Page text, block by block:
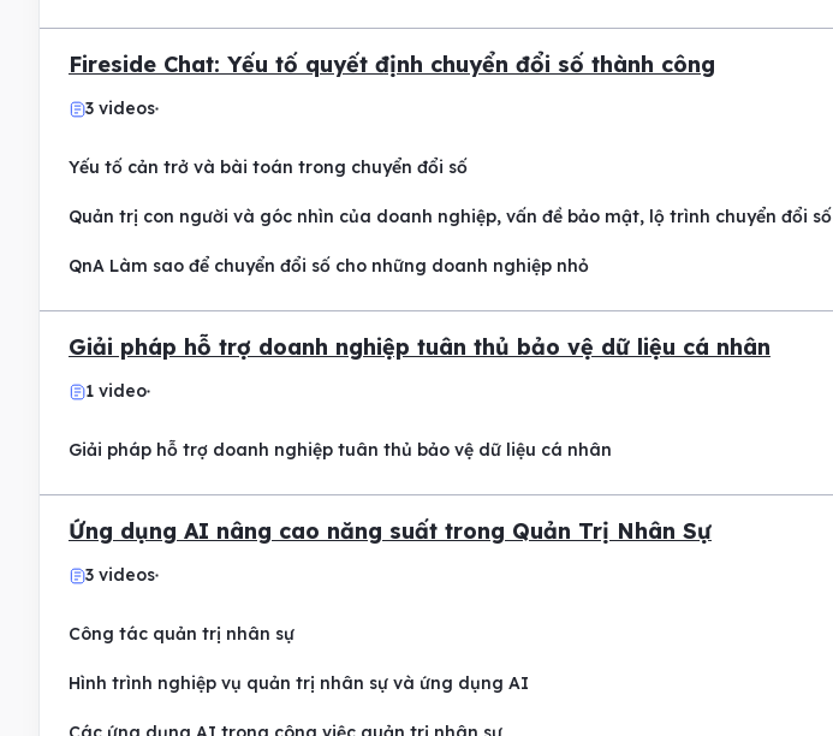
Fireside Chat: Yếu tố quyết định chuyển đổi số thành công
3 videos
Yếu tố cản trở và bài toán trong chuyển đổi số
Quản trị con người và góc nhìn của doanh nghiệp, vấn đề bảo mật, lộ trình chuyển đổi số
QnA Làm sao để chuyển đổi số cho những doanh nghiệp nhỏ
Giải pháp hỗ trợ doanh nghiệp tuân thủ bảo vệ dữ liệu cá nhân
1 video
Giải pháp hỗ trợ doanh nghiệp tuân thủ bảo vệ dữ liệu cá nhân
Ứng dụng AI nâng cao năng suất trong Quản Trị Nhân Sự
3 videos
Công tác quản trị nhân sự
Hình trình nghiệp vụ quản trị nhân sự và ứng dụng AI